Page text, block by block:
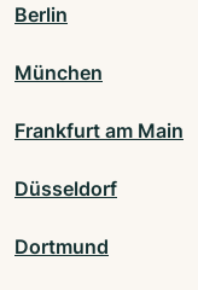
Berlin
München
Frankfurt am Main
Düsseldorf
Dortmund